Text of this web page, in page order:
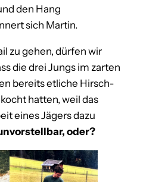
den Hang
sich Martin.
zu gehen, dürfen wir
die drei Jungs im zarten
bereits etliche Hirsch-
hatten, weil das
eines Jägers dazu
oder?